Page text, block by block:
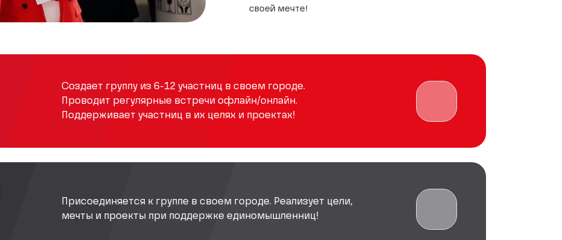
своей мечте!
Создает группу из 6-12 участниц в своем городе.
Проводит регулярные встречи офлайн/онлайн.
Поддерживает участниц в их целях и проектах!
Присоединяется к группе в своем городе. Реализует цели,
мечты и проекты при поддержке единомышленниц!